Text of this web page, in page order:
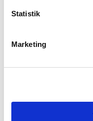
Statistik
Marketing